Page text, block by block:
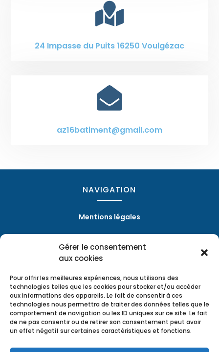
Gérer le consentement
aux cookies
Pour offrir les meilleures expériences, nous utilisons des
technologies telles que les cookies pour stocker et/ou accéder
aux informations des appareils. Le fait de consentir à ces
technologies nous permettra de traiter des données telles que le
comportement de navigation ou les ID uniques sur ce site. Le fait
de ne pas consentir ou de retirer son consentement peut avoir
un effet négatif sur certaines caractéristiques et fonctions.

24 Impasse du Puits 16250 Voulgézac

az16batiment@gmail.com
NAVIGATION
Mentions légales
RÉALISATION